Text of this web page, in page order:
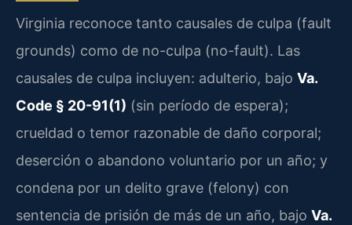
Virginia reconoce tanto causales de culpa (fault
grounds) como de no-culpa (no-fault). Las
causales de culpa incluyen: adulterio, bajo Va.
Code § 20-91(1) (sin período de espera);
crueldad o temor razonable de daño corporal;
deserción o abandono voluntario por un año; y
condena por un delito grave (felony) con
sentencia de prisión de más de un año, bajo Va.